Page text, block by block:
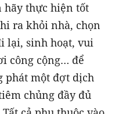
hãy thực hiện tốt
ra khỏi nhà, chọn
lại, sinh hoạt, vui
công cộng… để
phát một đợt dịch
chủng đầy đủ